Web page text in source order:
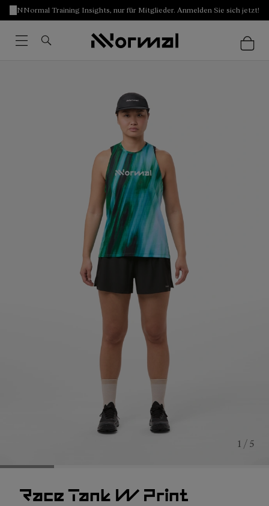
NNormal Training Insights, nur für Mitglieder. Anmelden Sie sich jetzt!
1 / 5
Race Tank W Print